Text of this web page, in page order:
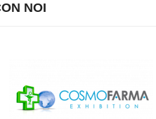
NOI